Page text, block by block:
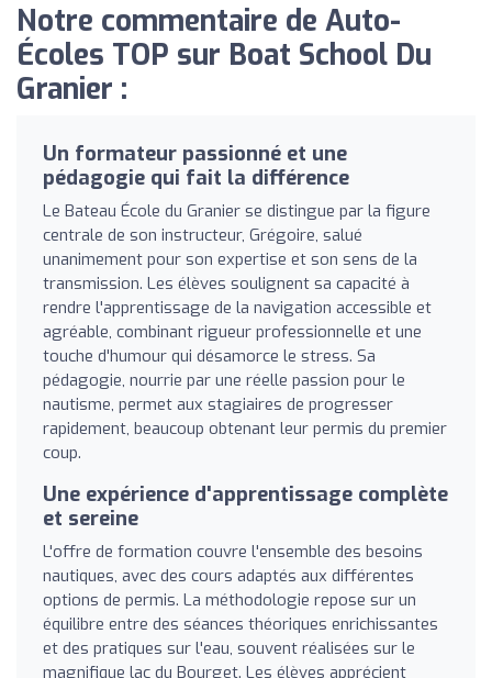
Notre commentaire de Auto-
Écoles TOP sur Boat School Du
Granier :
Un formateur passionné et une
pédagogie qui fait la différence
Le Bateau École du Granier se distingue par la figure
centrale de son instructeur, Grégoire, salué
unanimement pour son expertise et son sens de la
transmission. Les élèves soulignent sa capacité à
rendre l'apprentissage de la navigation accessible et
agréable, combinant rigueur professionnelle et une
touche d'humour qui désamorce le stress. Sa
pédagogie, nourrie par une réelle passion pour le
nautisme, permet aux stagiaires de progresser
rapidement, beaucoup obtenant leur permis du premier
coup.
Une expérience d'apprentissage complète
et sereine
L'offre de formation couvre l'ensemble des besoins
nautiques, avec des cours adaptés aux différentes
options de permis. La méthodologie repose sur un
équilibre entre des séances théoriques enrichissantes
et des pratiques sur l'eau, souvent réalisées sur le
magnifique lac du Bourget. Les élèves apprécient